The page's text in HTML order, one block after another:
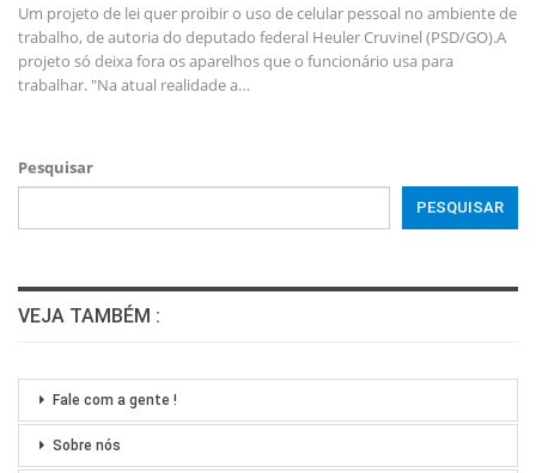
Um projeto de lei quer proibir o uso de celular pessoal no ambiente de
trabalho, de autoria do deputado federal Heuler Cruvinel (PSD/GO).A
projeto só deixa fora os aparelhos que o funcionário usa para
trabalhar. "Na atual realidade a…
Pesquisar
PESQUISAR
VEJA TAMBÉM :
Fale com a gente !
Sobre nós